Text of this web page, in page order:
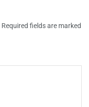
Required fields are marked